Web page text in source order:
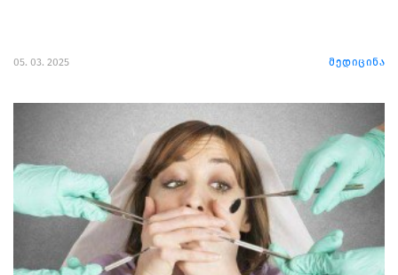
05. 03. 2025 მედიცინა